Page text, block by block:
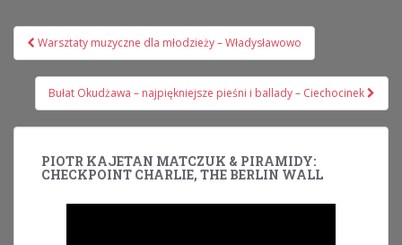
Nawigacja
wpisu
Warsztaty muzyczne dla młodzieży – Władysławowo
Bułat Okudżawa – najpiękniejsze pieśni i ballady – Ciechocinek
PIOTR KAJETAN MATCZUK & PIRAMIDY:
CHECKPOINT CHARLIE, THE BERLIN WALL